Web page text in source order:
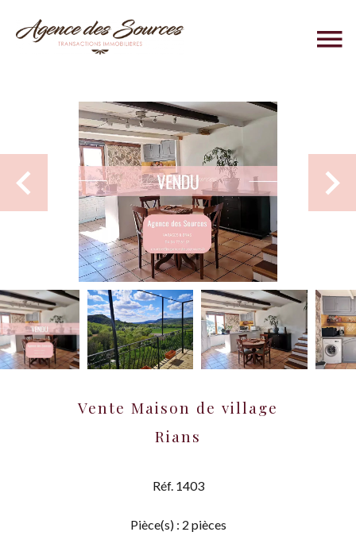
Vente Maison de village
Rians
Réf. 1403
Pièce(s) : 2 pièces